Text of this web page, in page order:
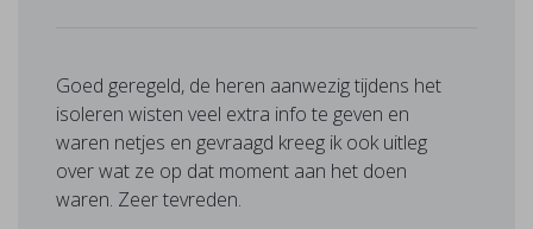
Goed geregeld, de heren aanwezig tijdens het
isoleren wisten veel extra info te geven en
waren netjes en gevraagd kreeg ik ook uitleg
over wat ze op dat moment aan het doen
waren. Zeer tevreden.